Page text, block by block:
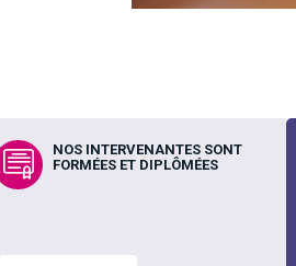
NOS INTERVENANTES SONT
FORMÉES ET DIPLÔMÉES